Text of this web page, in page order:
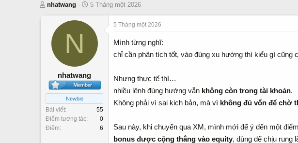
T
h
a
e
r
nhatwang
N
g
t
ầ
u
5 Tháng một 2026
N
nhatwang
Newbie
Bài viết
55
Điểm tương tác
0
Điểm
6
5 Tháng một 2026
Mình từng nghĩ:
chỉ cần phân tích tốt, vào đúng xu hướng thì kiểu gì cũng
Nhưng thực tế thì…
nhiều lệnh đúng hướng vẫn không còn trong tài khoản.
Không phải vì sai kịch bản, mà vì không đủ vốn để chờ
Sau này, khi chuyển qua XM, mình mới để ý đến một
bonus được cộng thẳng vào equity, dùng để chịu rung